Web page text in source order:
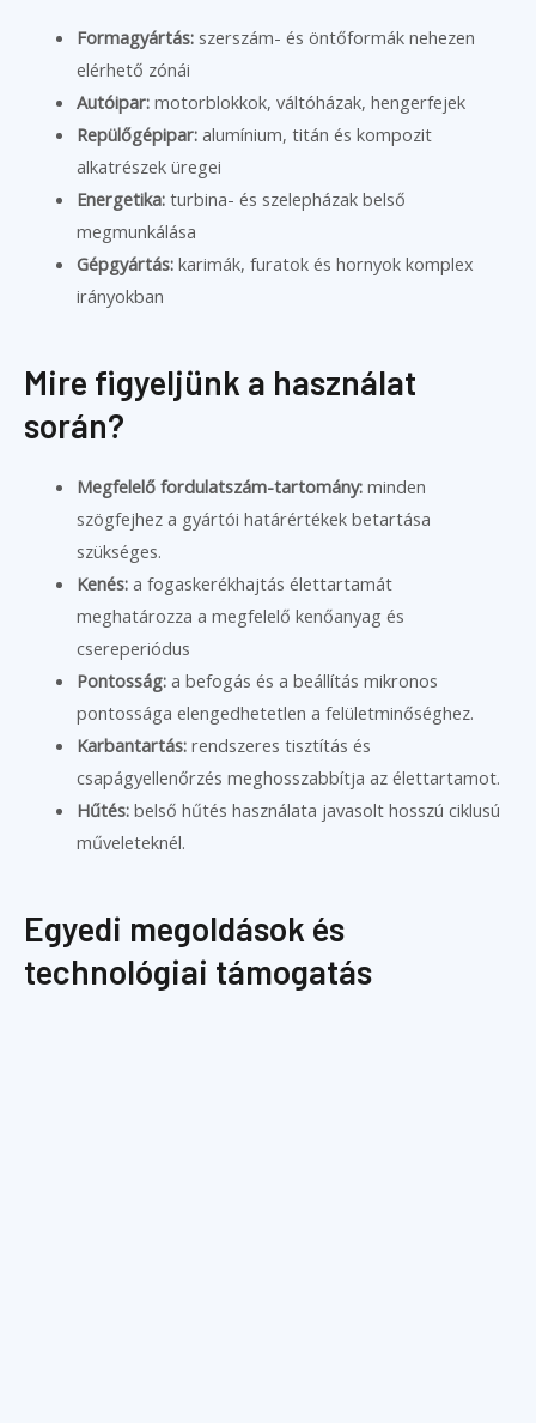
Formagyártás:szerszám- és öntőformák nehezen
elérhető zónái
Autóipar:motorblokkok, váltóházak, hengerfejek
Repülőgépipar:alumínium, titán és kompozit
alkatrészek üregei
Energetika:turbina- és szelepházak belső
megmunkálása
Gépgyártás:karimák, furatok és hornyok komplex
irányokban
Mire figyeljünk a használat
során?
Megfelelő fordulatszám-tartomány:minden
szögfejhez a gyártói határértékek betartása
szükséges.
Kenés:a fogaskerékhajtás élettartamát
meghatározza a megfelelő kenőanyag és
csereperiódus
Pontosság:a befogás és a beállítás mikronos
pontossága elengedhetetlen a felületminőséghez.
Karbantartás:rendszeres tisztítás és
csapágyellenőrzés meghosszabbítja az élettartamot.
Hűtés:belső hűtés használata javasolt hosszú ciklusú
műveleteknél.
Egyedi megoldások és
technológiai támogatás